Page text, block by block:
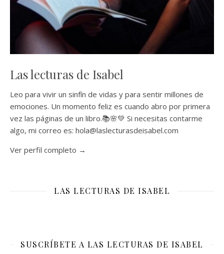
Las lecturas de Isabel
Leo para vivir un sinfín de vidas y para sentir millones de
emociones. Un momento feliz es cuando abro por primera
vez las páginas de un libro.📚🌸💚 Si necesitas contarme
algo, mi correo es: hola@laslecturasdeisabel.com
Ver perfil completo →
LAS LECTURAS DE ISABEL
SUSCRÍBETE A LAS LECTURAS DE ISABEL